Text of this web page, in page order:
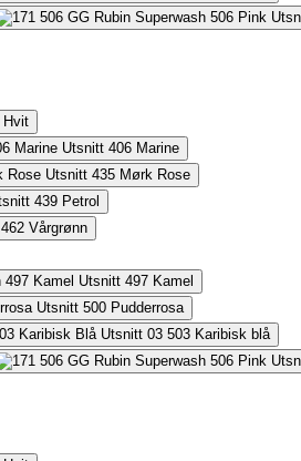
Hvit
406 Marine
435 Mørk Rose
439 Petrol
462 Vårgrønn
497 Kamel
500 Pudderrosa
503 Karibisk blå